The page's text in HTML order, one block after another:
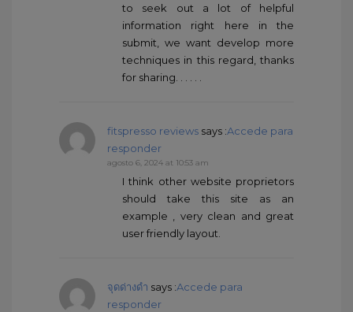
to seek out a lot of helpful
information right here in the
submit, we want develop more
techniques in this regard, thanks
for sharing. . . . . .
fitspresso reviews says :Accede para
responder
agosto 6, 2024 at 10:53 am
I think other website proprietors
should take this site as an
example , very clean and great
user friendly layout.
จุดด่างดำ says :Accede para
responder